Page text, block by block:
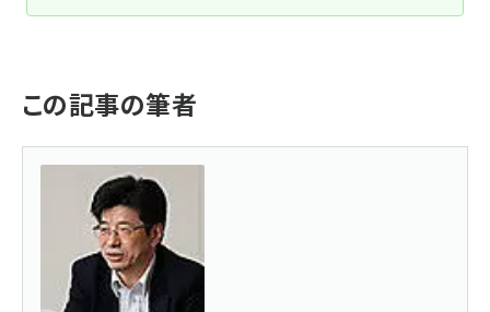
この記事の筆者